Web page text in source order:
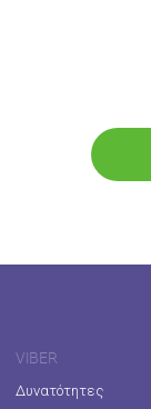
VIBER
Δυνατότητες